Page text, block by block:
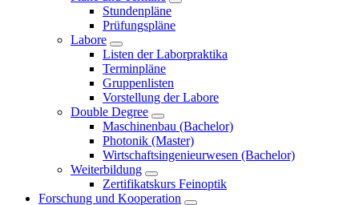
Stundenpläne
Prüfungspläne
Labore
Listen der Laborpraktika
Terminpläne
Gruppenlisten
Vorstellung der Labore
Double Degree
Maschinenbau (Bachelor)
Photonik (Master)
Wirtschaftsingenieurwesen (Bachelor)
Weiterbildung
Zertifikatskurs Feinoptik
Forschung und Kooperation